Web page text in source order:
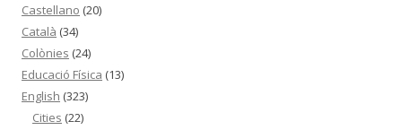
Castellano (20)
Català (34)
Colònies (24)
Educació Física (13)
English (323)
Cities (22)